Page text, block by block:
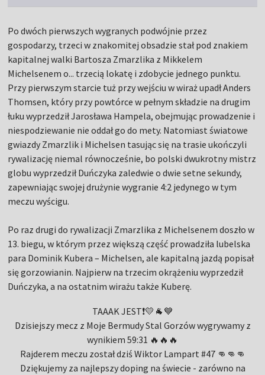
Po dwóch pierwszych wygranych podwójnie przez
gospodarzy, trzeci w znakomitej obsadzie stał pod znakiem
kapitalnej walki Bartosza Zmarzlika z Mikkelem
Michelsenem o... trzecią lokatę i zdobycie jednego punktu.
Przy pierwszym starcie tuż przy wejściu w wiraż upadł Anders
Thomsen, który przy powtórce w pełnym składzie na drugim
łuku wyprzedził Jarosława Hampela, obejmując prowadzenie i
niespodziewanie nie oddał go do mety. Natomiast światowe
gwiazdy Zmarzlik i Michelsen tasując się na trasie ukończyli
rywalizację niemal równocześnie, bo polski dwukrotny mistrz
globu wyprzedził Duńczyka zaledwie o dwie setne sekundy,
zapewniając swojej drużynie wygranie 4:2 jedynego w tym
meczu wyścigu.
Po raz drugi do rywalizacji Zmarzlika z Michelsenem doszło w
13. biegu, w którym przez większą część prowadziła lubelska
para Dominik Kubera – Michelsen, ale kapitalną jazdą popisał
się gorzowianin. Najpierw na trzecim okrążeniu wyprzedził
Duńczyka, a na ostatnim wirażu także Kuberę.
TAAAK JEST❗💛🐐💙
Dzisiejszy mecz z Moje Bermudy Stal Gorzów wygrywamy z
wynikiem 59:31 🔥🔥🔥
Rajderem meczu został dziś Wiktor Lampart #47 👊👊👊
Dziękujemy za najlepszy doping na świecie - zarówno na